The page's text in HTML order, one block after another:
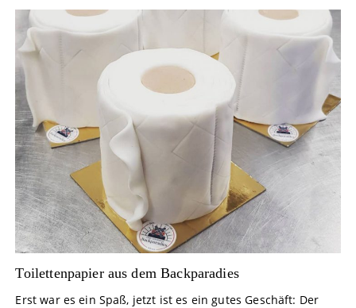
Toilettenpapier aus dem Backparadies
Erst war es ein Spaß, jetzt ist es ein gutes Geschäft: Der